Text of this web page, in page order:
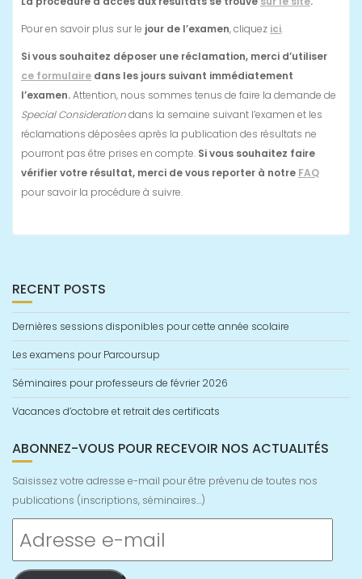
Pour en savoir plus sur le jour de l’examen, cliquez ici.
Si vous souhaitez déposer une réclamation, merci d’utiliser
ce formulaire dans les jours suivant immédiatement
l’examen.Attention, nous sommes tenus de faire la demande de
Special Considerationdans la semaine suivant l’examen et les
réclamations déposées après la publication des résultats ne
pourront pas être prises en compte. Si vous souhaitez faire
vérifier votre résultat, merci de vous reporter à notre FAQ
pour savoir la procédure à suivre.
RECENT POSTS
Dernières sessions disponibles pour cette année scolaire
Les examens pour Parcoursup
Séminaires pour professeurs de février 2026
Vacances d’octobre et retrait des certificats
ABONNEZ-VOUS POUR RECEVOIR NOS ACTUALITÉS
Saisissez votre adresse e-mail pour être prévenu de toutes nos
publications (inscriptions, séminaires...)
e-
mail